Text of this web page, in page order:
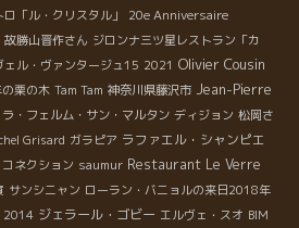
「ル・クリスタル」
20e Anniversaire
故勝山晋作さん ジロンナ三ツ星レストラン「カ
ェル・ヴァンタージュ15 2021 Olivier Cousin
栗の木 Tam Tam 神奈川県藤沢市 Jean-Pierre
ラ・フェルム・サン・マルタン ディジョン 松岡さ
Grisard ガラピア ラファエル・シャンピエ
ネクション saumur Restaurant Le Verre
サンシニャン ローラン・バニョルの来日2018年
2014 ジェラール・ゴビー エルヴェ・スオ BIM